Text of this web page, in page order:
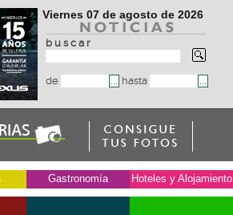
Viernes 07 de agosto de 2026
b u s c a r
de hasta
Gastronomía Hoteles y Alojamiento